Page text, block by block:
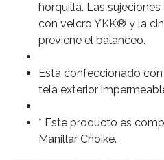
horquilla. Las
con velcro YKK® y la
previene el balanceo.
Está confeccionado
tela exterior
* Este producto es
Manillar Choike.